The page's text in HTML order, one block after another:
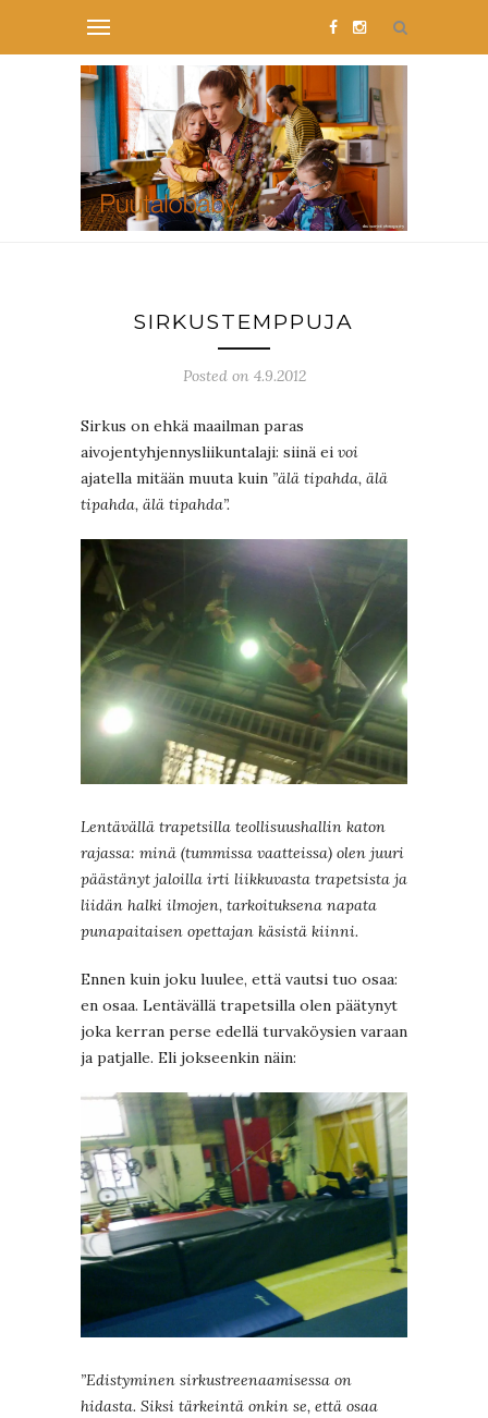
SIRKUSTEMPPUJA
Posted on 4.9.2012
Sirkus on ehkä maailman paras
aivojentyhjennysliikuntalaji: siinä ei voi
ajatella mitään muuta kuin ”älä tipahda, älä
tipahda, älä tipahda”.
Lentävällä trapetsilla teollisuushallin katon
rajassa: minä (tummissa vaatteissa) olen juuri
päästänyt jaloilla irti liikkuvasta trapetsista ja
liidän halki ilmojen, tarkoituksena napata
punapaitaisen opettajan käsistä kiinni.
Ennen kuin joku luulee, että vautsi tuo osaa:
en osaa. Lentävällä trapetsilla olen päätynyt
joka kerran perse edellä turvaköysien varaan
ja patjalle. Eli jokseenkin näin:
”Edistyminen sirkustreenaamisessa on
hidasta. Siksi tärkeintä onkin se, että osaa